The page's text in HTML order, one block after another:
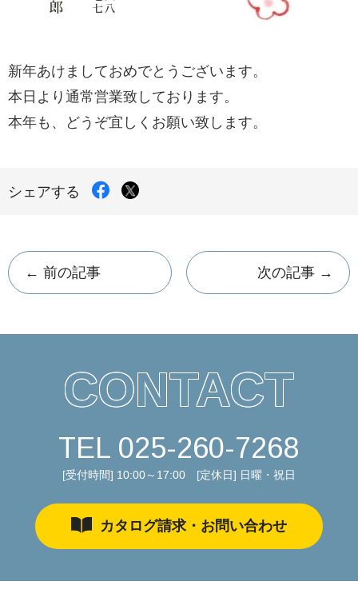
新年あけましておめでとうございます。
本日より通常営業致しております。
本年も、どうぞ宜しくお願い致します。
シェアする
Facebook
で
ア
X
ア
← 前の記事 次の記事 →
CONTACT
TEL 025-260-7268
[受付時間] 10:00～17:00 [定休日] 日曜・祝日
カタログ請求・お問い合わせ